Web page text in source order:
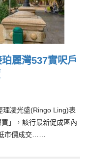
麗灣537實呎戶
理凌光盛(Ringo Ling)表
」，該行最新促成區內
市價成交……